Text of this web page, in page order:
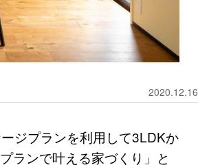
2020.12.16
ジプランを利用して3LDKか
ランで叶える家づくり」と